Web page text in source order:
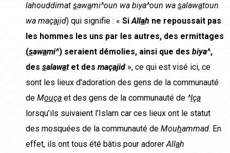
lahouddimat sawami^oun wa biya^oun wa salawatoun
wa maçajid) qui signifie : « SiAllah ne repoussait pas
les hommes les uns par les autres, des ermittages
(sawami^) seraient démolies, ainsi que des biya^,
des salawatet des maçajid », ce qui est visé ici, ce
sont les lieux d’adoration des gens de la communauté
de Mouça et des gens de la communauté de ^Iça
lorsqu’ils suivaient l’Islam car ces lieux ont le statut
des mosquées de la communauté de Mouhammad. En
effet, ils ont tous été bâtis pour adorerAllah